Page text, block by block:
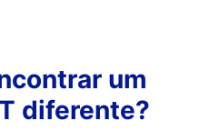
um
diferente?